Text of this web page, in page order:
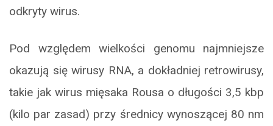
odkryty wirus.
Pod względem wielkości genomu najmniejsze
okazują się wirusy RNA, a dokładniej retrowirusy,
takie jak wirus mięsaka Rousa o długości 3,5 kbp
(kilo par zasad) przy średnicy wynoszącej 80 nm